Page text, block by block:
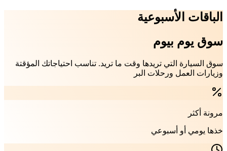
الباقات الأسبوعية
سوق يوم بيوم
سوق السيارة التي تريدها وقت ما تريد. تناسب احتياجاتك المؤقتة
وزيارات العمل ورحلات البر
مرونة أكثر
خذها يومي أو أسبوعي